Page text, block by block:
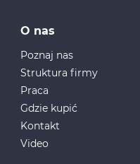
O nas
Poznaj nas
Struktura firmy
Praca
Gdzie kupić
Kontakt
Video